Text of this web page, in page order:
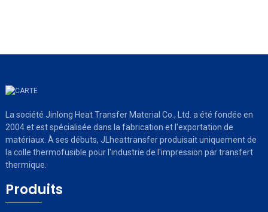
La société Jinlong Heat Transfer Material Co., Ltd. a été fondée en
2004 et est spécialisée dans la fabrication et l'exportation de
matériaux. À ses débuts, JLheattransfer produisait uniquement de
la colle thermofusible pour l'industrie de l'impression par transfert
thermique.
Produits